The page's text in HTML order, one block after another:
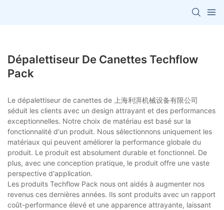
Dépalettiseur De Canettes Techflow
Pack
Le dépalettiseur de canettes de 上海利湃机械设备有限公司
séduit les clients avec un design attrayant et des performances
exceptionnelles. Notre choix de matériau est basé sur la
fonctionnalité d'un produit. Nous sélectionnons uniquement les
matériaux qui peuvent améliorer la performance globale du
produit. Le produit est absolument durable et fonctionnel. De
plus, avec une conception pratique, le produit offre une vaste
perspective d'application.
Les produits Techflow Pack nous ont aidés à augmenter nos
revenus ces dernières années. Ils sont produits avec un rapport
coût-performance élevé et une apparence attrayante, laissant